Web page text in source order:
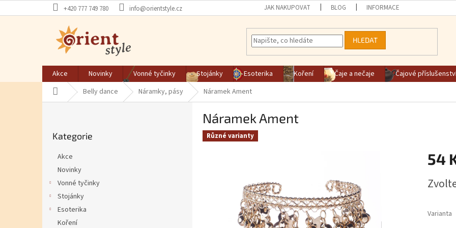
+420 777 749 780 info@orientstyle.cz JAK NAKUPOVAT BLOG INFORMACE
HLEDAT
Akce Novinky Vonné tyčinky Stojánky Esoterika Koření Čaje a nečaje Čajové
Domů Belly dance Náramky, pásy Náramek Ament
Kategorie
Akce
Novinky
Vonné tyčinky
Stojánky
Esoterika
Koření
Náramek Ament
Různé varianty
54
Varianta